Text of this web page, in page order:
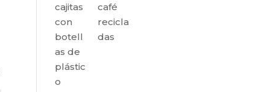
cajitas
con
botell
as de
plástic
o
café
recicla
das